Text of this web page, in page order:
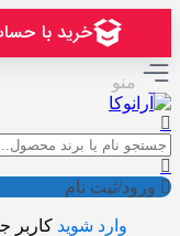
منو
ورود/ثبت نام
وارد شوید کاربر